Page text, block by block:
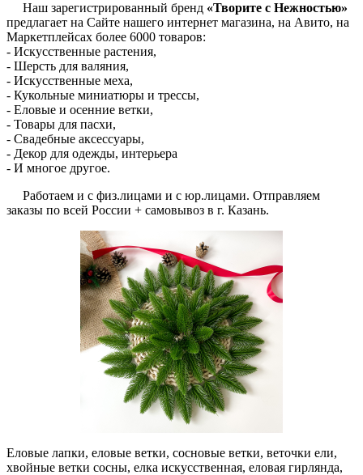
Наш зарегистрированный бренд «Творите с Нежностью»
предлагает на Сайте нашего интернет магазина, на Авито, на
Маркетплейсах более 6000 товаров:
- Искусственные растения,
- Шерсть для валяния,
- Искусственные меха,
- Кукольные миниатюры и трессы,
- Еловые и осенние ветки,
- Товары для пасхи,
- Свадебные аксессуары,
- Декор для одежды, интерьера
- И многое другое.
Работаем и с физ.лицами и с юр.лицами. Отправляем
заказы по всей России + самовывоз в г. Казань.
Еловые лапки, еловые ветки, сосновые ветки, веточки ели,
хвойные ветки сосны, елка искусственная, еловая гирлянда,